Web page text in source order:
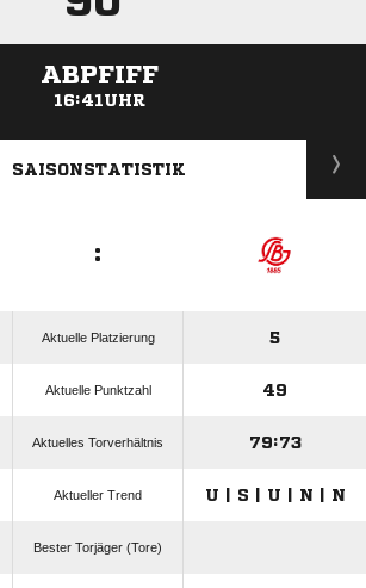
ABPFIFF
16:41UHR
ANZEIGE
SAISONSTATISTIK
:
Aktuelle Platzierung 5
Aktuelle Punktzahl 49
Aktuelles Torverhältnis 79:73
Aktueller Trend U | S | U | N | N
Bester Torjäger (Tore)